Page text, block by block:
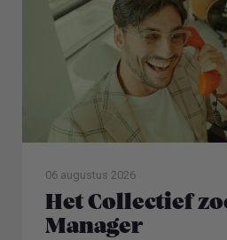
06 augustus 2026
Het Collectief
Manager